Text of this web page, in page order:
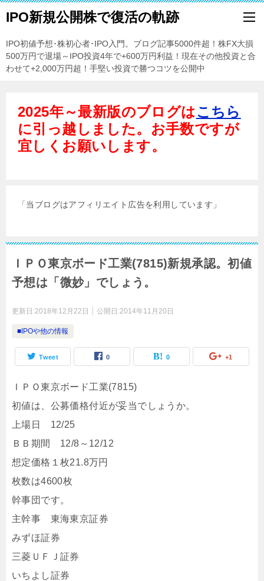
IPO新規公開株で復活の軌跡
IPO初値予想･株初心者･IPO入門。ブログ記事5000件超！株FX大損
500万円で退場～IPO投資4年で+600万円利益！現在その他投資と合
わせて+2,000万円超！手堅い投資で勝つコツを公開中
2025年～最新版のブログはこちら
に引っ越しました。お手数ですが
宜しくお願いします。
「当ブログはアフィリエイト広告を利用しています」
ＩＰＯ東京ボード工業(7815)新規承認。初値
予想は「微妙」でしょう。
更新日:2018年12月22日 公開日:2014年11月20日
■IPOや他の情報
Tweet 0 0 +1
ＩＰＯ東京ボード工業(7815)
初値は、公募価格付近が妥当でしょうか。
上場日 12/25
ＢＢ期間 12/8～12/12
想定価格１枚21.8万円
枚数は4600枚
幹事団です。
主幹事 東海東京証券
みずほ証券
三菱ＵＦＪ証券
いちよし証券